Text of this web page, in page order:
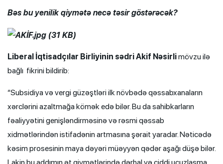
Bəs bu yenilik qiymətə necə təsir göstərəcək?
Liberal İqtisadçılar Birliyinin sədri Akif Nəsirlimövzu ilə
bağlı fikrini bildirib:
“Subsidiya və vergi güzəştləri ilk növbədə qəssabxanaların
xərclərini azaltmağa kömək edə bilər. Bu da sahibkarların
fəaliyyətini genişləndirməsinə və rəsmi qəssab
xidmətlərindən istifadənin artmasına şərait yaradar. Nəticədə
kəsim prosesinin maya dəyəri müəyyən qədər aşağı düşə bilər.